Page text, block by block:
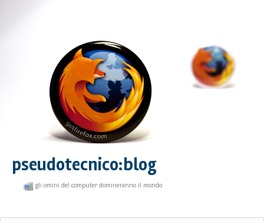
pseudotecnico:blog
gli omini del computer domineranno il mondo